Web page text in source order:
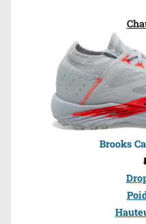
Brooks